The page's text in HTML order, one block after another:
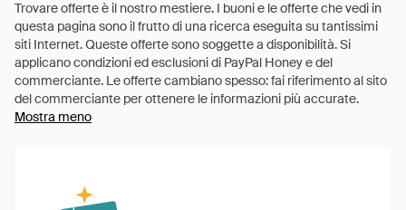
Mostra meno